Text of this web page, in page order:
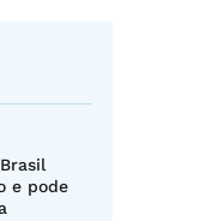
e pode